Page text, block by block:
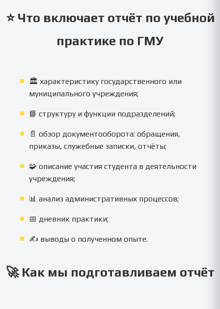
⭐ Что включает отчёт по учебной
практике по ГМУ
🏛️ характеристику государственного или
муниципального учреждения;
📘 структуру и функции подразделений;
📄 обзор документооборота: обращения,
приказы, служебные записки, отчёты;
🧩 описание участия студента в деятельности
учреждения;
📊 анализ административных процессов;
📅 дневник практики;
✍️ выводы о полученном опыте.
🚀 Как мы подготавливаем отчёт